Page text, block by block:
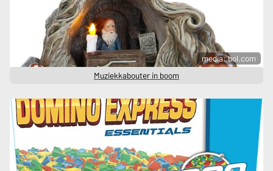
media: bol.com
Muziekkabouter in boom